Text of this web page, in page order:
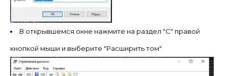
В открывшемся окне нажмите на раздел "C" правой
кнопкой мыши и выберите "Расширить том"